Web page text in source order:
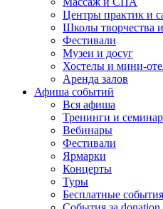
Центры практик и
Школы творчества
Фестивали
Музеи и досуг
Хостелы и мини-
Аренда залов
Афиша событий
Вся афиша
Тренинги и
Вебинары
Фестивали
Ярмарки
Концерты
Туры
Бесплатные события